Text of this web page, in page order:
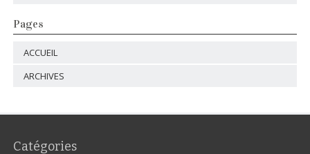
Pages
ACCUEIL
ARCHIVES
Catégories